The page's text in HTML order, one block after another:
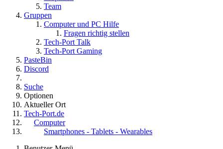
Team
Gruppen
Computer und PC Hilfe
Fragen richtig stellen
Tech-Port Talk
Tech-Port Gaming
PasteBin
Discord
Suche
Optionen
Aktueller Ort
Tech-Port.de
Computer
Smartphones - Tablets - Wearables